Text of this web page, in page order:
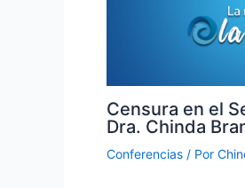
Censura en el
Dra. Chinda
Conferencias / Por